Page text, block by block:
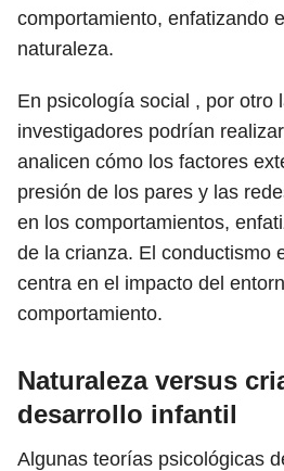
comportamiento, enfatizando
naturaleza.
En psicología social , por otro
investigadores podrían
analicen cómo los factores
presión de los pares y las
en los comportamientos,
de la crianza. El conductismo
centra en el impacto del
comportamiento.
Naturaleza versus
desarrollo infantil
Algunas teorías psicológicas